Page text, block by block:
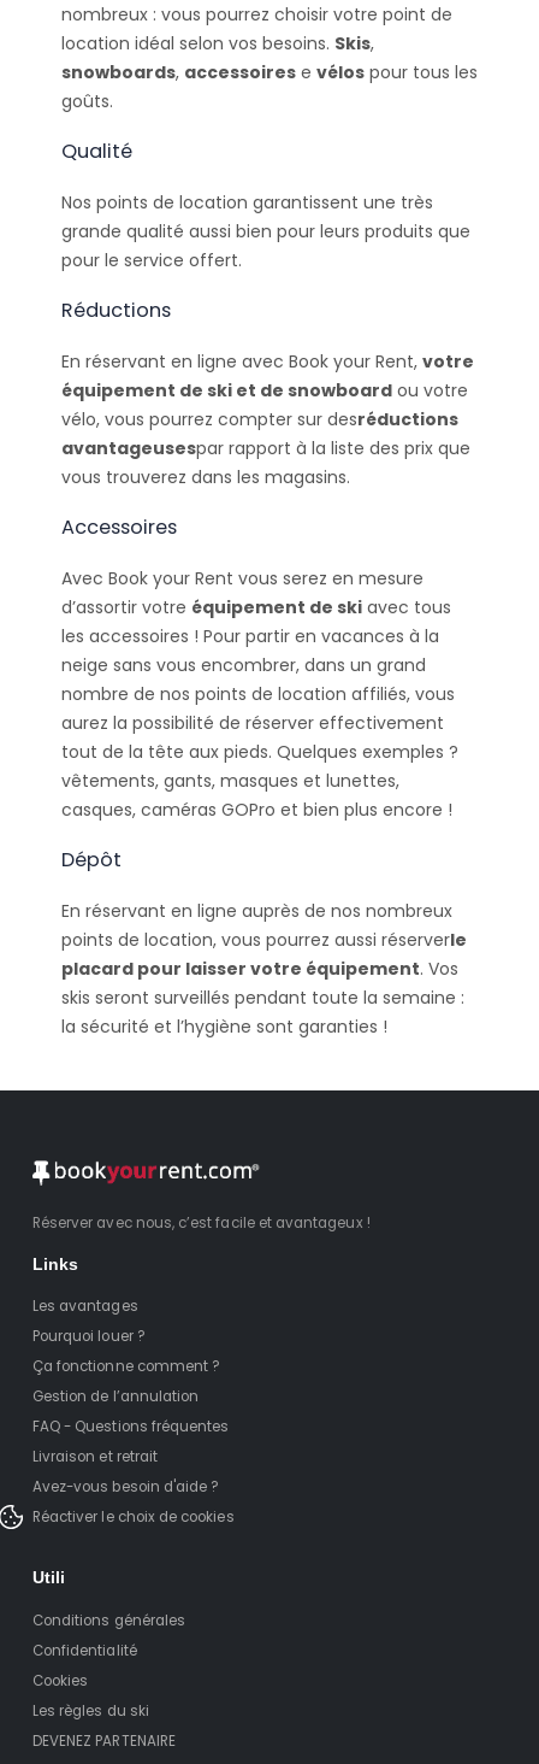
nombreux : vous pourrez choisir votre point de
location idéal selon vos besoins. Skis,
snowboards, accessoirese vélospour tous les
goûts.
Qualité
Nos points de location garantissent une très
grande qualité aussi bien pour leurs produits que
pour le service offert.
Réductions
En réservant en ligne avec Book your Rent, votre
équipement de ski et de snowboardou votre
vélo, vous pourrez compter sur desréductions
avantageusespar rapport à la liste des prix que
vous trouverez dans les magasins.
Accessoires
Avec Book your Rent vous serez en mesure
d’assortir votre équipement de skiavec tous
les accessoires ! Pour partir en vacances à la
neige sans vous encombrer, dans un grand
nombre de nos points de location affiliés, vous
aurez la possibilité de réserver effectivement
tout de la tête aux pieds. Quelques exemples ?
vêtements, gants, masques et lunettes,
casques, caméras GOPro et bien plus encore !
Dépôt
En réservant en ligne auprès de nos nombreux
points de location, vous pourrez aussi réserverle
placard pour laisser votre équipement. Vos
skis seront surveillés pendant toute la semaine :
la sécurité et l’hygiène sont garanties !
Réserver avec nous, c’est facile et avantageux !
Links
Les avantages
Pourquoi louer ?
Ça fonctionne comment ?
Gestion de l’annulation
FAQ - Questions fréquentes
Livraison et retrait
Avez-vous besoin d'aide ?
Réactiver le choix de cookies
Utili
Conditions générales
Confidentialité
Cookies
Les règles du ski
DEVENEZ PARTENAIRE